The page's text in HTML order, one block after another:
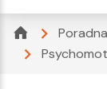
Poradna